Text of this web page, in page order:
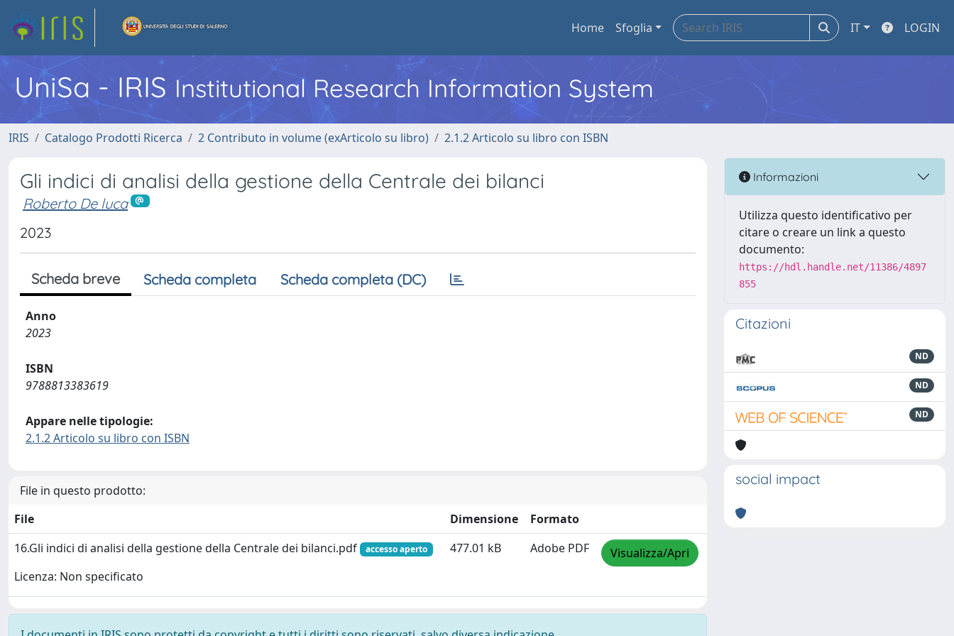
Home Sfoglia IT LOGIN
UniSa - IRIS Institutional Research Information System
IRIS Catalogo Prodotti Ricerca 2 Contributo in volume (exArticolo su libro) 2.1.2 Articolo su libro con ISBN
Gli indici di analisi della gestione della Centrale dei bilanci
Roberto De luca
2023
Scheda breve Scheda completa Scheda completa (DC)
Anno
2023
ISBN
9788813383619
Appare nelle tipologie:
2.1.2 Articolo su libro con ISBN
File in questo prodotto:
File
Dimensione
Formato
16.Gli indici di analisi della gestione della Centrale dei bilanci.pdf
accesso aperto
Licenza: Non specificato
477.01 kB Adobe PDF Visualizza/Apri
Informazioni
Utilizza questo identificativo per
citare o creare un link a questo
documento:
https://hdl.handle.net/11386/4897
855
Citazioni
ND
ND
ND
social impact